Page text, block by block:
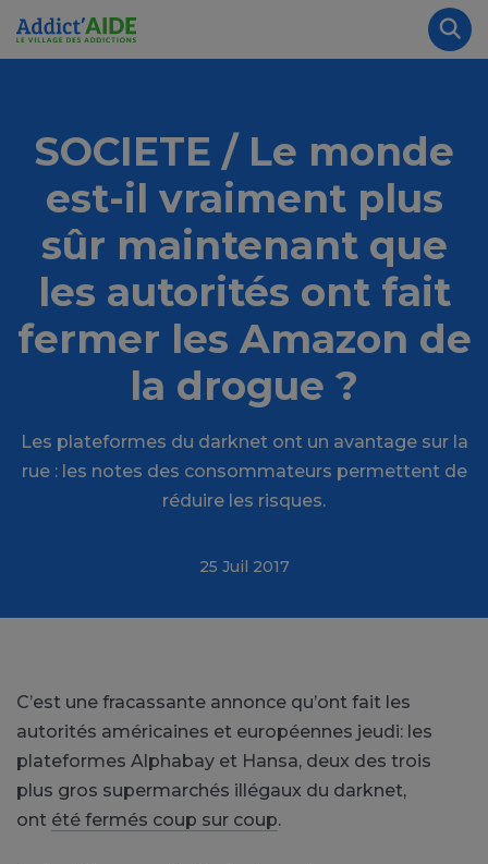
Aller au contenu principal
SOCIETE / Le monde
est-il vraiment plus
sûr maintenant que
les autorités ont fait
fermer les Amazon de
la drogue ?
Les plateformes du darknet ont un avantage sur la
rue : les notes des consommateurs permettent de
réduire les risques.
25 Juil 2017
C’est une fracassante annonce qu’ont fait les
autorités américaines et européennes jeudi: les
plateformes Alphabay et Hansa, deux des trois
plus gros supermarchés illégaux du darknet,
ont été fermés coup sur coup.
Panneau de gestion des cookies